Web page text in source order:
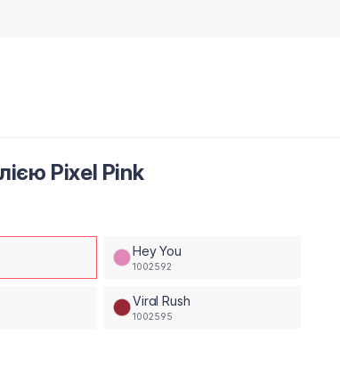
Pixel Pink
Hey You
1002592
Viral Rush
1002595